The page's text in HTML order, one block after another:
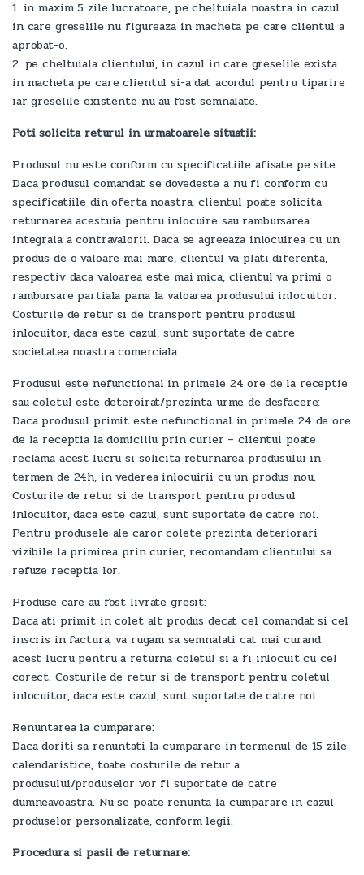
1. in maxim 5 zile lucratoare, pe cheltuiala noastra in cazul
in care greselile nu figureaza in macheta pe care clientul a
aprobat-o.
2. pe cheltuiala clientului, in cazul in care greselile exista
in macheta pe care clientul si-a dat acordul pentru tiparire
iar greselile existente nu au fost semnalate.
Poti solicita returul in urmatoarele situatii:
Produsul nu este conform cu specificatiile afisate pe site:
Daca produsul comandat se dovedeste a nu fi conform cu
specificatiile din oferta noastra, clientul poate solicita
returnarea acestuia pentru inlocuire sau rambursarea
integrala a contravalorii. Daca se agreeaza inlocuirea cu un
produs de o valoare mai mare, clientul va plati diferenta,
respectiv daca valoarea este mai mica, clientul va primi o
rambursare partiala pana la valoarea produsului inlocuitor.
Costurile de retur si de transport pentru produsul
inlocuitor, daca este cazul, sunt suportate de catre
societatea noastra comerciala.
Produsul este nefunctional in primele 24 ore de la receptie
sau coletul este deteroirat/prezinta urme de desfacere:
Daca produsul primit este nefunctional in primele 24 de ore
de la receptia la domiciliu prin curier – clientul poate
reclama acest lucru si solicita returnarea produsului in
termen de 24h, in vederea inlocuirii cu un produs nou.
Costurile de retur si de transport pentru produsul
inlocuitor, daca este cazul, sunt suportate de catre noi.
Pentru produsele ale caror colete prezinta deteriorari
vizibile la primirea prin curier, recomandam clientului sa
refuze receptia lor.
Produse care au fost livrate gresit:
Daca ati primit in colet alt produs decat cel comandat si cel
inscris in factura, va rugam sa semnalati cat mai curand
acest lucru pentru a returna coletul si a fi inlocuit cu cel
corect. Costurile de retur si de transport pentru coletul
inlocuitor, daca este cazul, sunt suportate de catre noi.
Renuntarea la cumparare:
Daca doriti sa renuntati la cumparare in termenul de 15 zile
calendaristice, toate costurile de retur a
produsului/produselor vor fi suportate de catre
dumneavoastra. Nu se poate renunta la cumparare in cazul
produselor personalizate, conform legii.
Procedura si pasii de returnare: